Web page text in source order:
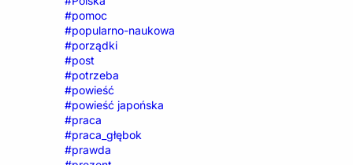
#pomoc
#popularno-naukowa
#porządki
#post
#potrzeba
#powieść
#powieść japońska
#praca
#praca_głębok
#prawda